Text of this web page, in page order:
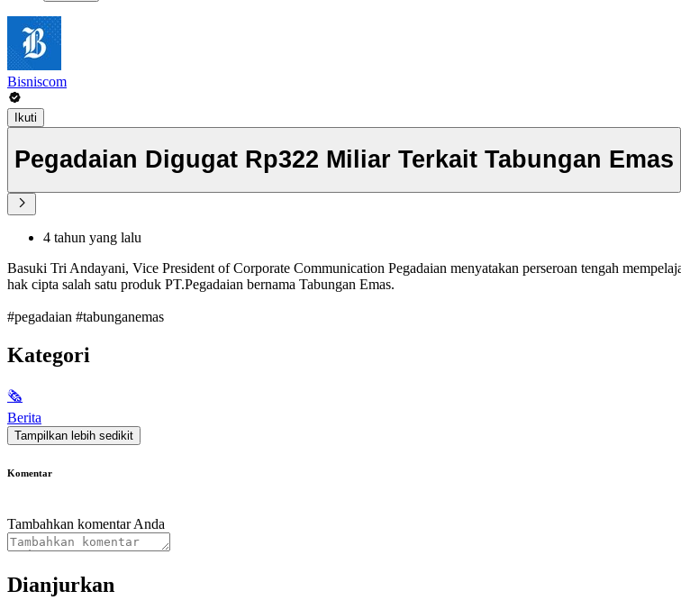
Bisniscom
Ikuti
Pegadaian Digugat Rp322 Miliar Terkait Tabungan Emas
4 tahun yang lalu
Basuki Tri Andayani, Vice President of Corporate Communication Pegadaian menyatakan perseroan tengah
hak cipta salah satu produk PT.Pegadaian bernama Tabungan Emas.
#pegadaian #tabunganemas
Kategori
🗞
Berita
Tampilkan lebih sedikit
Komentar
Tambahkan komentar Anda
Dianjurkan